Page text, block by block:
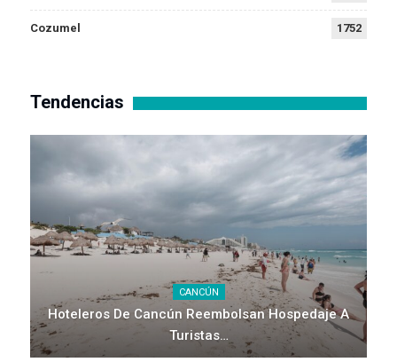
Cozumel 1752
Tendencias
CANCÚN
Hoteleros De Cancún Reembolsan Hospedaje A
Turistas…